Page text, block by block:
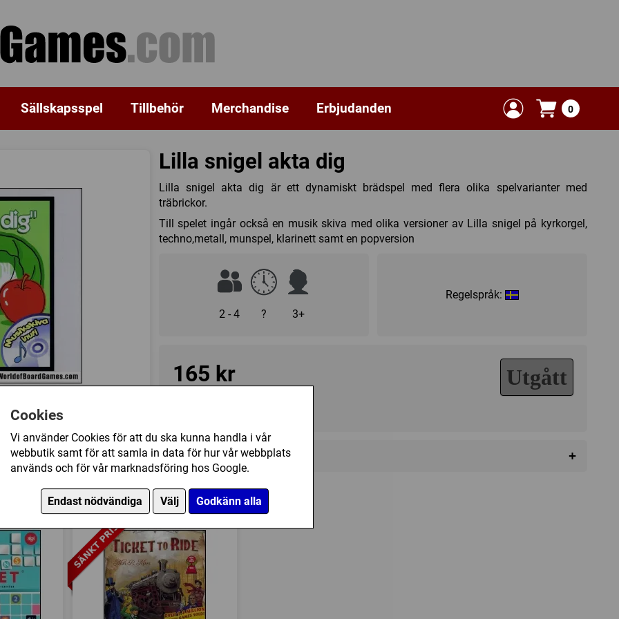
Cookies
Vi använder Cookies för att du ska kunna handla i vår
webbutik samt för att samla in data för hur vår webbplats
används och för vår marknadsföring hos Google.
Endast nödvändiga Välj Godkänn alla
Sällskapsspel Tillbehör Merchandise Erbjudanden 0
Lilla snigel akta dig
Lilla snigel akta dig är ett dynamiskt brädspel med flera olika spelvarianter med
träbrickor.
Till spelet ingår också en musik skiva med olika versioner av Lilla snigel på kyrkorgel,
techno,metall, munspel, klarinett samt en popversion
2 - 4 ? 3+
Regelspråk:
165 kr Utgått
Övrig information +
Tillverkare: Övriga
Försälj. rank:
har också köpt